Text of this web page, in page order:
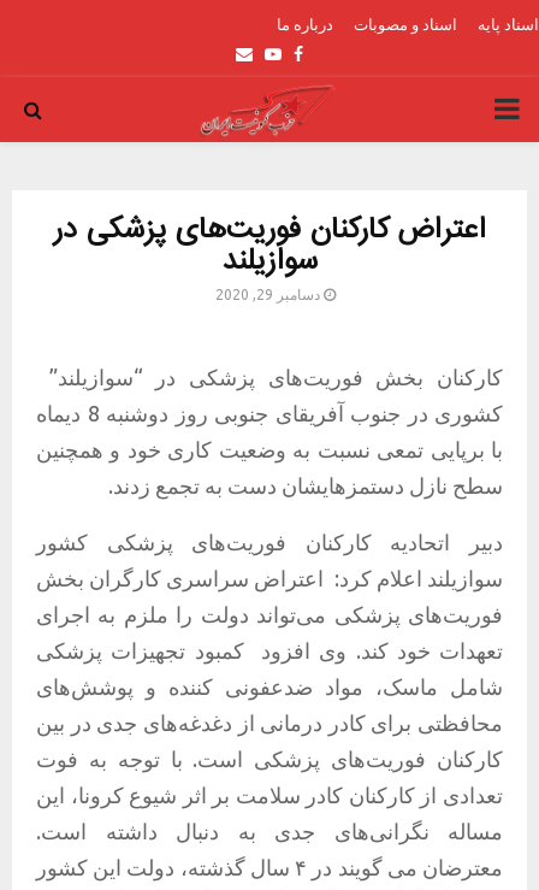
اسناد پایه اسناد و مصوبات درباره ما
Facebook
Youtube
Email
PRIMARY
اعتراض کارکنان فوریت‌های پزشکی در
سوازیلند
دسامبر 29, 2020
کارکنان بخش فوریت‌های پزشکی در “سوازیلند”
کشوری در جنوب آفریقای جنوبی روز دوشنبه 8 دیماه
با برپایی تمعی نسبت به وضعیت کاری خود و همچنین
سطح نازل دستمزهایشان دست به تجمع زدند.
دبیر اتحادیه کارکنان فوریت‌های پزشکی کشور
سوازیلند اعلام کرد: اعتراض سراسری کارگران بخش
فوریت‌های پزشکی می‌تواند دولت را ملزم به اجرای
تعهدات خود کند. وی افزود
کمبود تجهیزات پزشکی
شامل ماسک، مواد ضدعفونی کننده و پوشش‌های
محافظتی برای کادر درمانی از دغدغه‌های جدی در بین
کارکنان فوریت‌های پزشکی است. با توجه به فوت
تعدادی از کارکنان کادر سلامت بر اثر شیوع کرونا، این
مساله نگرانی‌های جدی به دنبال داشته است.
معترضان می گویند در ۴ سال گذشته، دولت این کشور